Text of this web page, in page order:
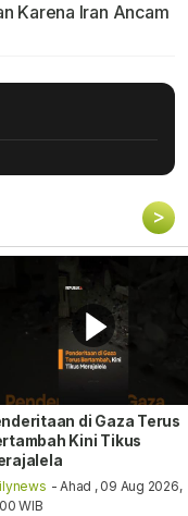
Karena Iran Ancam
>
di Gaza Terus
Kini Tikus
- Ahad , 09 Aug 2026,
WIB